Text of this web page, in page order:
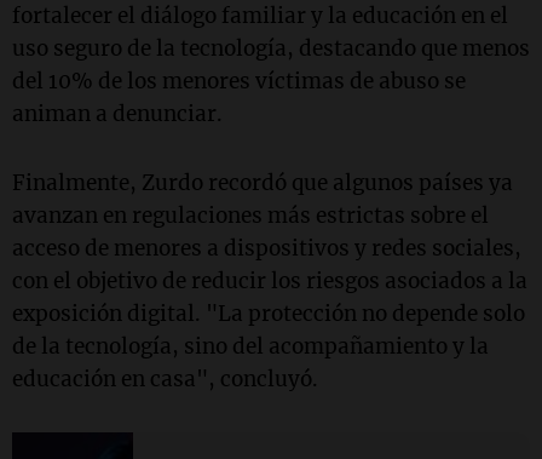
fortalecer el diálogo familiar y la educación en el
uso seguro de la tecnología, destacando que menos
del 10% de los menores víctimas de abuso se
animan a denunciar.
Finalmente, Zurdo recordó que algunos países ya
avanzan en regulaciones más estrictas sobre el
acceso de menores a dispositivos y redes sociales,
con el objetivo de reducir los riesgos asociados a la
exposición digital. "La protección no depende solo
de la tecnología, sino del acompañamiento y la
educación en casa", concluyó.